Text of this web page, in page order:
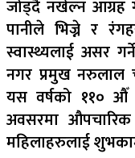
जोड्दै नखेल्न आग्रह
पानीले भिज्ने र
स्वास्थ्यलाई असर
नगर प्रमुख नरुलाल
यस वर्षको ११० औँ
अवसरमा
महिलाहरुलाई